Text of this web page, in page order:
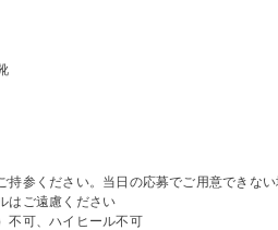
持参ください。当日の応募でご用意できな
はご遠慮ください
不可、ハイヒール不可